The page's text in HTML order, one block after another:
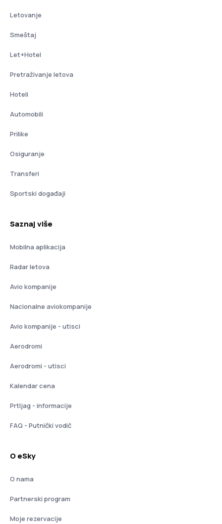
Letovanje
Smeštaj
Let+Hotel
Pretraživanje letova
Hoteli
Automobili
Prilike
Osiguranje
Transferi
Sportski događaji
Saznaj više
Mobilna aplikacija
Radar letova
Avio kompanije
Nacionalne aviokompanije
Avio kompanije - utisci
Aerodromi
Aerodromi - utisci
Kalendar cena
Prtljag - informacije
FAQ - Putnički vodič
O eSky
O nama
Partnerski program
Moje rezervacije